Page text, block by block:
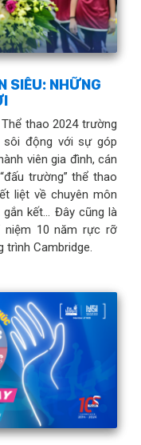
SIÊU: NHỮNG
thao 2024 trường
sôi động với sự góp
viên gia đình, cán
trường” thể thao
liệt về chuyên môn
kết… Đây cũng là
niệm 10 năm rực rỡ
trình Cambridge.